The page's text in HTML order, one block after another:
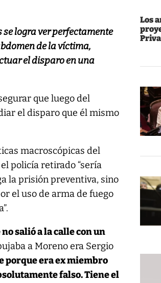
Los
se logra ver perfectamente
de la víctima,
el disparo en una
que luego del
el disparo que él mismo
macroscópicas del
policía retirado “sería
la prisión preventiva, sino
el uso de arma de fuego
salió a la calle con un
a Moreno era Sergio
porque era ex miembro
falso. Tiene el